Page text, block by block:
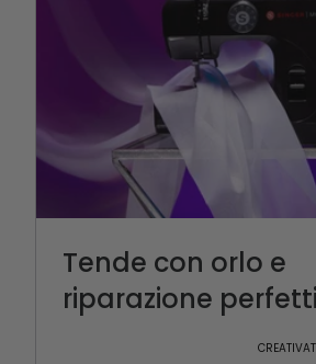
Tende con orlo e
riparazione perfetti